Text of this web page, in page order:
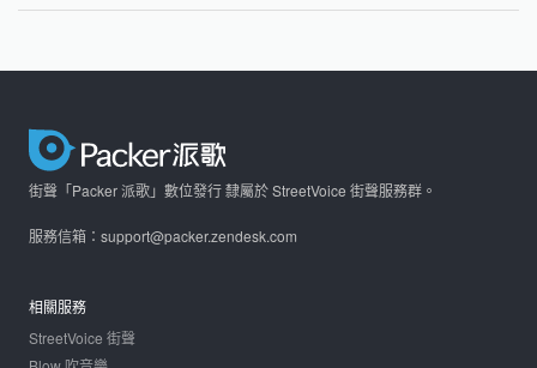
街聲「Packer 派歌」數位發行 隸屬於 StreetVoice 街聲服務群。
服務信箱：support@packer.zendesk.com
相關服務
StreetVoice 街聲